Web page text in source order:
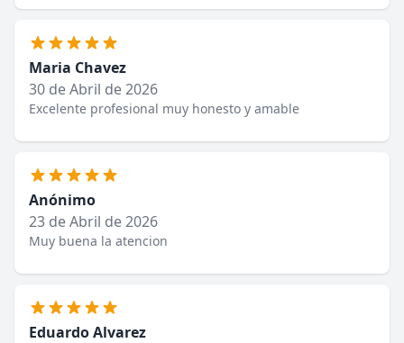
Maria Chavez
30 de Abril de 2026
Excelente profesional muy honesto y amable
Anónimo
23 de Abril de 2026
Muy buena la atencion
Eduardo Alvarez